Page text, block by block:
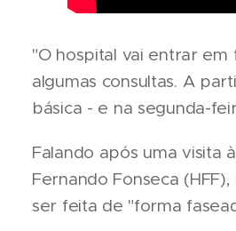
"O hospital vai entrar
algumas consultas. A
básica - e na segunda-
Falando após uma visita
Fernando Fonseca
ser feita de "forma